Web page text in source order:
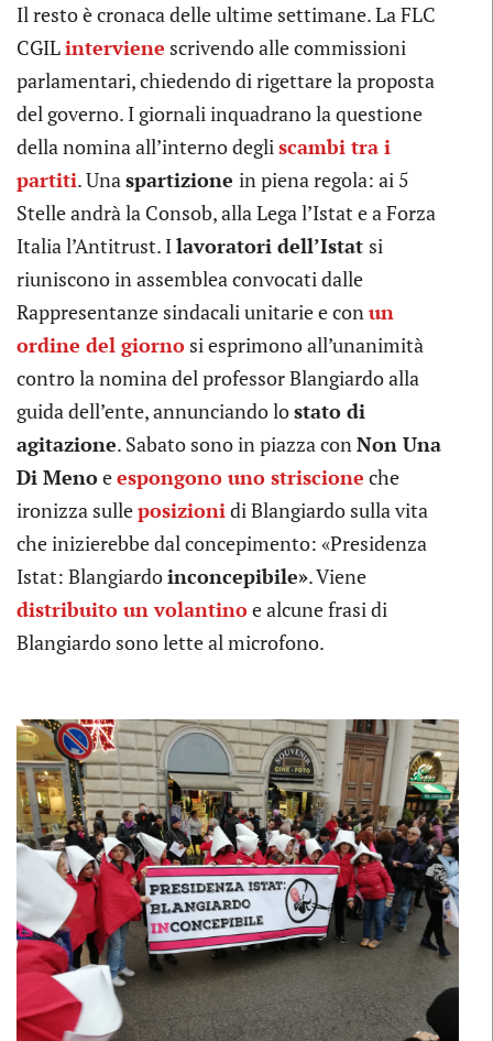
Il resto è cronaca delle ultime settimane. La FLC
CGILinterviene scrivendo alle commissioni
parlamentari, chiedendo di rigettare la proposta
del governo. I giornali inquadrano la questione
della nomina all’interno degliscambi tra i
partiti. Unaspartizione in piena regola: ai 5
Stelle andrà la Consob, alla Lega l’Istat e a Forza
Italia l’Antitrust. Ilavoratori dell’Istat si
riuniscono in assemblea convocati dalle
Rappresentanze sindacali unitarie e conun
ordine del giorno si esprimono all’unanimità
contro la nomina del professor Blangiardo alla
guida dell’ente, annunciando lostato di
agitazione. Sabato sono in piazza conNon Una
Di Menoeespongono uno striscione che
ironizza sulleposizionidi Blangiardo sulla vita
che inizierebbe dal concepimento: «Presidenza
Istat: Blangiardoinconcepibile». Viene
distribuito un volantinoe alcune frasi di
Blangiardo sono lette al microfono.